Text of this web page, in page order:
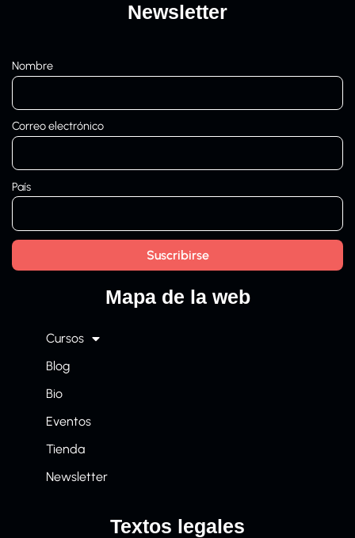
Newsletter
Nombre
Correo electrónico
País
Mapa de la web
Cursos
Blog
Bio
Eventos
Tienda
Newsletter
Textos legales